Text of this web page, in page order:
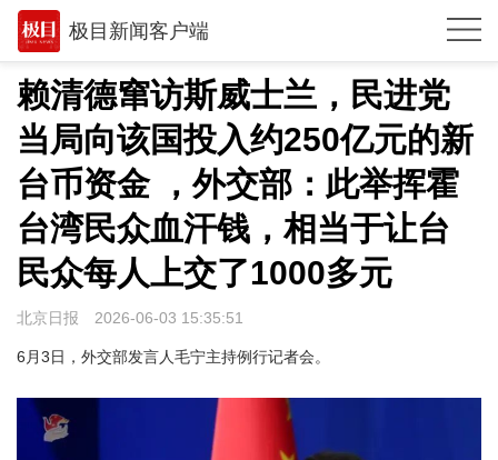
极目新闻客户端
推荐
观点
时政
湖北
武汉
世相
环球
专题
极客圈
赖清德窜访斯威士兰，民进党
当局向该国投入约250亿元的新
台币资金 ，外交部：此举挥霍
台湾民众血汗钱，相当于让台
民众每人上交了1000多元
北京日报 2026-06-03 15:35:51
6月3日，外交部发言人毛宁主持例行记者会。